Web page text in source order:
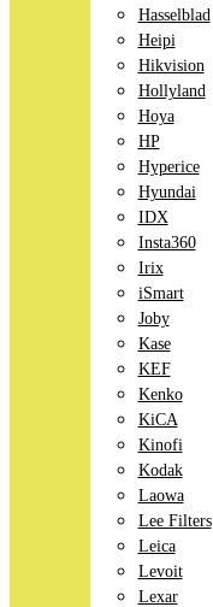
Hasselblad
Heipi
Hikvision
Hollyland
Hoya
HP
Hyperice
Hyundai
IDX
Insta360
Irix
iSmart
Joby
Kase
KEF
Kenko
KiCA
Kinofi
Kodak
Laowa
Lee Filters
Leica
Levoit
Lexar